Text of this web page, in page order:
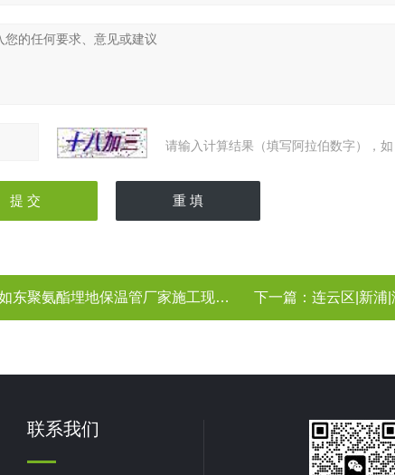
请输入计算结果（填写阿拉伯数字），
氨酯埋地保温管厂家施工现场 聚氨酯保温管 下一篇： 连云区|新浦|海
联系我们